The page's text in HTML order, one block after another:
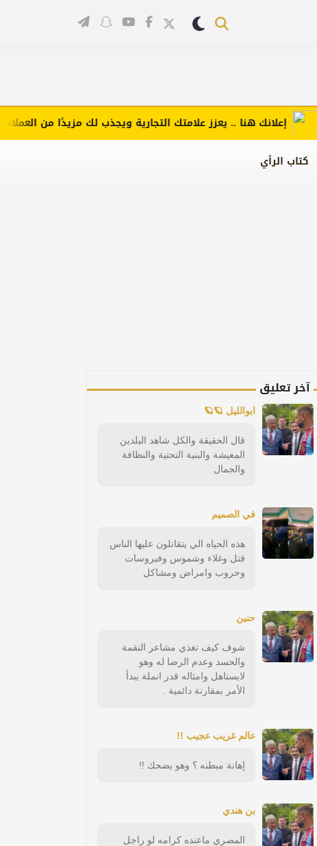
كتاب الرأي
إعلانك هنا .. يعزز علامتك التجارية ويجذب لك مزيدًا من العملاء
آخر تعليق
ابوالليل 🪐🪐
قال الحقيقة والكل شاهد البلدين
المعيشة والبنية التحتية والنظافة
والجمال
في الصميم
هذه الحياه الي يتقاتلون عليها الناس
قتل وغلاء وشموس وفيروسات
وحروب وامراض ومشاكل
حنين
شوف كيف تغذي مشاعر النقمة
والحسد وعدم الرضا له وهو
لايستاهل وامثاله قدر انملة يبدأ
الأمر بمقارنة دائمية .
عالم غريب عجيب !!
إهانة مبطنه ؟ وهو يضحك !!
بن هندي
المصري ماعنده كرامه لو راجل